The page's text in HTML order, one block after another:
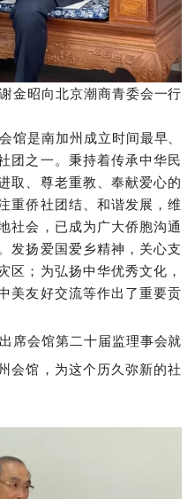
谢金昭向北京潮商青委会一行
馆是南加州成立时间最早、
团之一。 秉持着传承中华民
取、尊老重教、奉献爱心的
重侨社团结、和谐发展，维
社会，已成为广大侨胞沟通
发扬爱国爱乡精神，关心支
区； 为弘扬中华优秀文化，
美友好交流等作出了重要贡
出席会馆第二十届监理事会就
会馆 ，为这个历久弥新的社